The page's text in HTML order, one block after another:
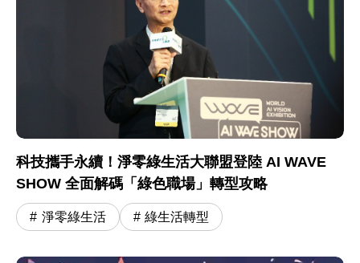
科技攜手永續！淨零綠生活大聯盟登陸 AI WAVE
SHOW 全面解碼「綠色職場」轉型攻略
淨零綠生活 綠生活轉型